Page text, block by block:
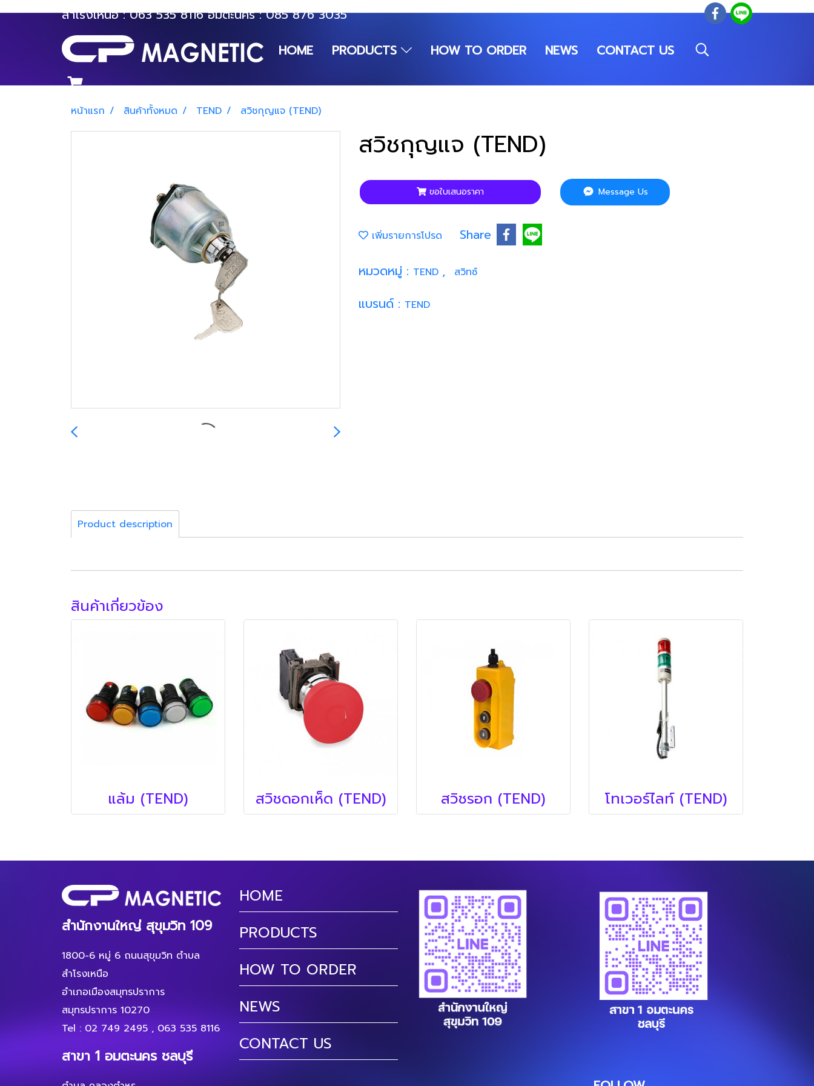
สำโรงเหนือ :063 535 8116อมตะนคร :085 876 3035
HOME
PRODUCTS HOW TO ORDER NEWS CONTACT US
หน้าแรก สินค้าทั้งหมด TEND สวิชกุญแจ (TEND)
สวิชกุญแจ (TEND)
ขอใบเสนอราคา Message Us
เพิ่มรายการโปรด Share
หมวดหมู่ : TEND , สวิทซ์
แบรนด์ : TEND
Product description
สินค้าเกี่ยวข้อง
แล้ม (TEND) สวิชดอกเห็ด (TEND) สวิชรอก (TEND) โทเวอร์ไลท์ (TEND)
สำนักงานใหญ่ สุขุมวิท 109
1800-6 หมู่ 6 ถนนสุขุมวิท ตำบล
สำโรงเหนือ
อำเภอเมืองสมุทรปราการ
สมุทรปราการ 10270
Tel : 02 749 2495 , 063 535 8116
สาขา 1 อมตะนคร ชลบุรี
HOME
PRODUCTS
HOW TO ORDER
NEWS
CONTACT US